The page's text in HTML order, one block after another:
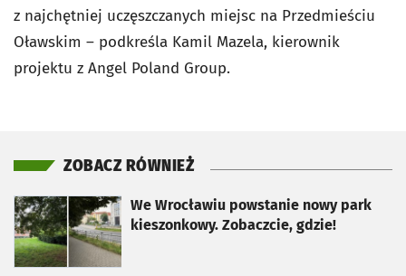
z najchętniej uczęszczanych miejsc na Przedmieściu
Oławskim – podkreśla Kamil Mazela, kierownik
projektu z Angel Poland Group.
ZOBACZ RÓWNIEŻ
We Wrocławiu powstanie nowy park
kieszonkowy. Zobaczcie, gdzie!
otworzy się w nowej karcie